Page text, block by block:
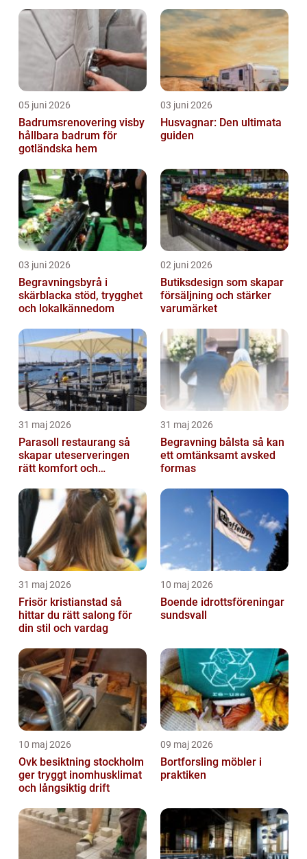
05 juni 2026
Badrumsrenovering visby
hållbara badrum för
gotländska hem
03 juni 2026
Husvagnar: Den ultimata
guiden
03 juni 2026
Begravningsbyrå i
skärblacka stöd, trygghet
och lokalkännedom
02 juni 2026
Butiksdesign som skapar
försäljning och stärker
varumärket
31 maj 2026
Parasoll restaurang så
skapar uteserveringen
rätt komfort och
31 maj 2026
Begravning bålsta så kan
ett omtänksamt avsked
formas
31 maj 2026
Frisör kristianstad så
hittar du rätt salong för
din stil och vardag
10 maj 2026
Boende idrottsföreningar
sundsvall
10 maj 2026
Ovk besiktning stockholm
ger tryggt inomhusklimat
och långsiktig drift
09 maj 2026
Bortforsling möbler i
praktiken